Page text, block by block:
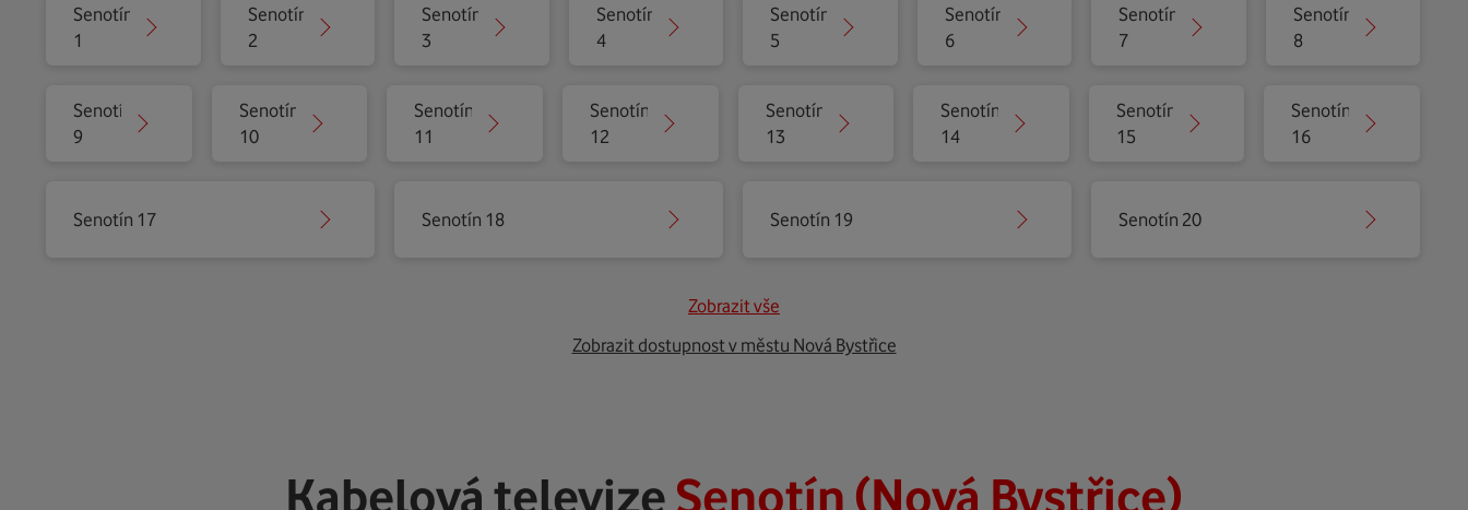
Senotín
1
Senotín
2
Senotín
3
Senotín
4
Senotín
5
Senotín
6
Senotín
7
Senotín
8
Senotín
9
Senotín
10
Senotín
11
Senotín
12
Senotín
13
Senotín
14
Senotín
15
Senotín
16
Senotín 17 Senotín 18 Senotín 19 Senotín 20
Zobrazit vše
Zobrazit dostupnost v městu Nová Bystřice
Kabelová televizeSenotín (Nová Bystřice)